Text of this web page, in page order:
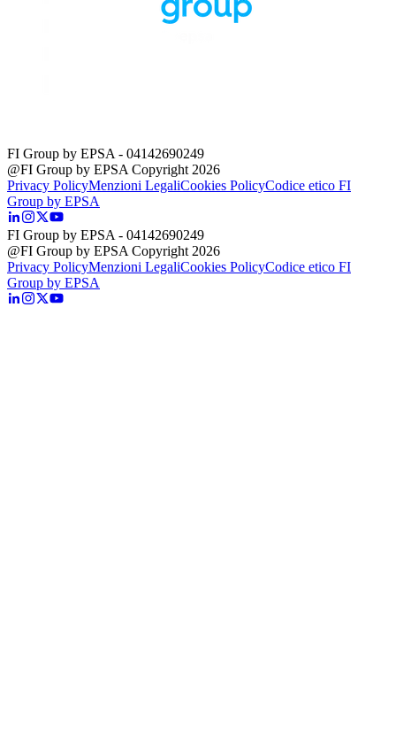
FI Group by EPSA - 04142690249
@FI Group by EPSA Copyright 2026
Privacy PolicyMenzioni LegaliCookies PolicyCodice etico FI
Group by EPSA
FI Group by EPSA - 04142690249
@FI Group by EPSA Copyright 2026
Privacy PolicyMenzioni LegaliCookies PolicyCodice etico FI
Group by EPSA